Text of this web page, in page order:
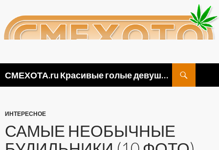
СМЕХОТА.ru Красивые голые девушки, прикольные картинки ню и видео приколы
ИНТЕРЕСНОЕ
САМЫЕ НЕОБЫЧНЫЕ